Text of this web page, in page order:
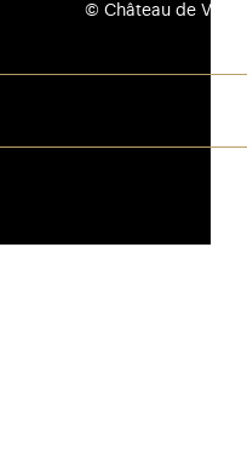
© Château de